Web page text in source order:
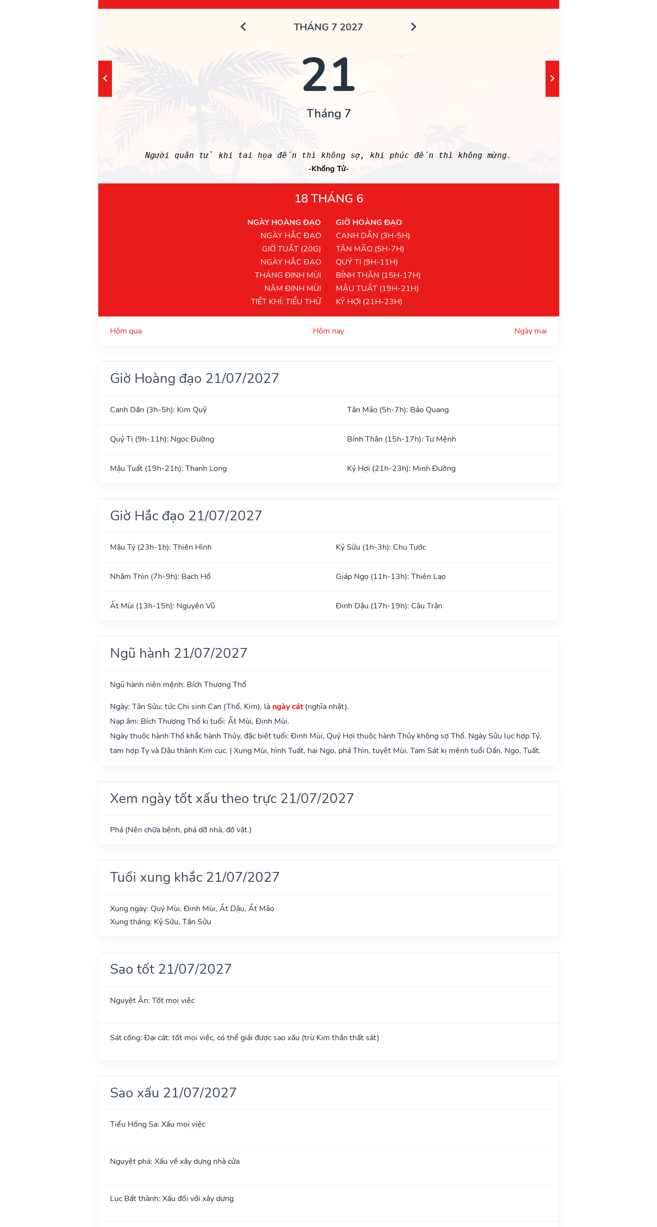
THÁNG 7 2027
21
Tháng 7
Người quân tử khi tai họa đến thì không sợ, khi phúc đến thì không mừng.
-Khổng Tử-
18 THÁNG 6
NGÀY HOÀNG ĐẠO
NGÀY HẮC ĐẠO
GIỜ TUẤT (20G)
NGÀY HẮC ĐẠO
THÁNG ĐINH MÙI
NĂM ĐINH MÙI
TIẾT KHÍ: TIỂU THỬ
GIỜ HOÀNG ĐẠO
CANH DẦN (3H-5H)
TÂN MÃO (5H-7H)
QUÝ TỊ (9H-11H)
BÍNH THÂN (15H-17H)
MẬU TUẤT (19H-21H)
KỶ HỢI (21H-23H)
Hôm qua Hôm nay Ngày mai
Giờ Hoàng đạo 21/07/2027
Canh Dần (3h-5h): Kim Quỹ Tân Mão (5h-7h): Bảo Quang
Quý Tị (9h-11h): Ngọc Đường Bính Thân (15h-17h): Tư Mệnh
Mậu Tuất (19h-21h): Thanh Long Kỷ Hợi (21h-23h): Minh Đường
Giờ Hắc đạo 21/07/2027
Mậu Tý (23h-1h): Thiên Hình Kỷ Sửu (1h-3h): Chu Tước
Nhâm Thìn (7h-9h): Bạch Hổ Giáp Ngọ (11h-13h): Thiên Lao
Ất Mùi (13h-15h): Nguyên Vũ Đinh Dậu (17h-19h): Câu Trận
Ngũ hành 21/07/2027
Ngũ hành niên mệnh: Bích Thượng Thổ
Ngày: Tân Sửu; tức Chi sinh Can (Thổ, Kim), là ngày cát(nghĩa nhật).
Nạp âm: Bích Thượng Thổ kị tuổi: Ất Mùi, Đinh Mùi.
Ngày thuộc hành Thổ khắc hành Thủy, đặc biệt tuổi: Đinh Mùi, Quý Hợi thuộc hành Thủy không sợ Thổ. Ngày Sửu lục hợp Tý,
tam hợp Tỵ và Dậu thành Kim cục. | Xung Mùi, hình Tuất, hại Ngọ, phá Thìn, tuyệt Mùi. Tam Sát kị mệnh tuổi Dần, Ngọ, Tuất.
Xem ngày tốt xấu theo trực 21/07/2027
Phá (Nên chữa bệnh, phá dỡ nhà, đồ vật.)
Tuổi xung khắc 21/07/2027
Xung ngày: Quý Mùi, Đinh Mùi, Ất Dậu, Ất Mão
Xung tháng: Kỷ Sửu, Tân Sửu
Sao tốt 21/07/2027
Nguyệt Ân: Tốt mọi việc
Sát cống: Đại cát: tốt mọi việc, có thể giải được sao xấu (trừ Kim thần thất sát)
Sao xấu 21/07/2027
Tiểu Hồng Sa: Xấu mọi việc
Nguyệt phá: Xấu về xây dựng nhà cửa
Lục Bất thành: Xấu đối với xây dựng